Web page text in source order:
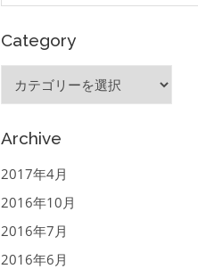
Category
Category
Archive
2017年4月
2016年10月
2016年7月
2016年6月